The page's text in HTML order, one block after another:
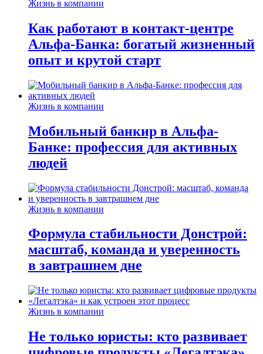
Жизнь в компании
Как работают в контакт-центре
Альфа-Банка: богатый жизненный
опыт и крутой старт
Жизнь в компании
Мобильный банкир в Альфа-
Банке: профессия для активных
людей
Жизнь в компании
Формула стабильности Донстрой:
масштаб, команда и уверенность
в завтрашнем дне
Жизнь в компании
Не только юристы: кто развивает